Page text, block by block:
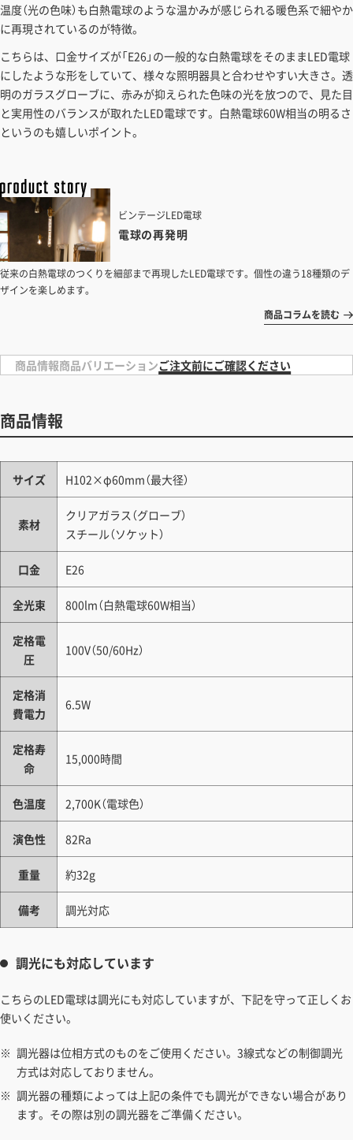
カートでのお見積り機能
「この商品を選ぶ」からご希望の商品をカートに入れていただき、お届
ことができます。お見積り書の出力も可能です。
見積もりガイドはこちら
温度（光の色味）も白熱電球のような温かみが感じられる暖色系で細やか
に再現されているのが特徴。
こちらは、口金サイズが「E26」の一般的な白熱電球をそのままLED電球
にしたような形をしていて、様々な照明器具と合わせやすい大きさ。透
明のガラスグローブに、赤みが抑えられた色味の光を放つので、見た目
と実用性のバランスが取れたLED電球です。白熱電球60W相当の明るさ
というのも嬉しいポイント。
ビンテージLED電球
電球の再発明
従来の白熱電球のつくりを細部まで再現したLED電球です。個性の違う18種類のデ
ザインを楽しめます。
商品コラムを読む
商品情報商品バリエーションご注文前にご確認ください
商品情報
サイズ H102×φ60mm（最大径）
素材
クリアガラス（グローブ）
スチール（ソケット）
口金 E26
全光束 800lm（白熱電球60W相当）
定格電
圧
100V（50/60Hz）
定格消
費電力
6.5W
定格寿
命
15,000時間
色温度 2,700K（電球色）
演色性 82Ra
重量 約32g
備考 調光対応
調光にも対応しています
こちらのLED電球は調光にも対応していますが、下記を守って正しくお
使いください。
調光器は位相方式のものをご使用ください。3線式などの制御調光
方式は対応しておりません。
調光器の種類によっては上記の条件でも調光ができない場合があり
ます。その際は別の調光器をご準備ください。